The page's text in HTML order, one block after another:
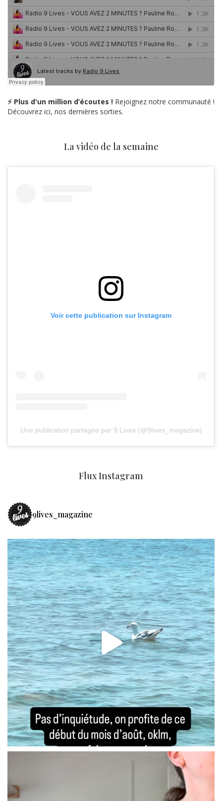
⚡ Plus d'un million d’écoutes ! Rejoignez notre communauté !
Découvrez ici, nos dernières sorties.
La vidéo de la semaine
Voir cette publication sur Instagram
Une publication partagée par 9 Lives (@9lives_magazine)
Flux Instagram
9lives_magazine